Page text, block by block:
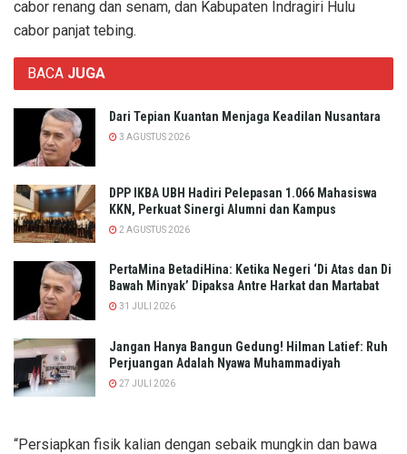
cabor renang dan senam, dan Kabupaten Indragiri Hulu
cabor panjat tebing.
BACA JUGA
Dari Tepian Kuantan Menjaga Keadilan Nusantara
3 AGUSTUS 2026
DPP IKBA UBH Hadiri Pelepasan 1.066 Mahasiswa
KKN, Perkuat Sinergi Alumni dan Kampus
2 AGUSTUS 2026
PertaMina BetadiHina: Ketika Negeri ‘Di Atas dan Di
Bawah Minyak’ Dipaksa Antre Harkat dan Martabat​
31 JULI 2026
Jangan Hanya Bangun Gedung! Hilman Latief: Ruh
Perjuangan Adalah Nyawa Muhammadiyah
27 JULI 2026
“Persiapkan fisik kalian dengan sebaik mungkin dan bawa